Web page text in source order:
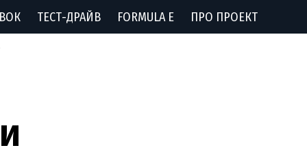
ТЕСТ-ДРАЙВ FORMULA E ПРО ПРОЕКТ